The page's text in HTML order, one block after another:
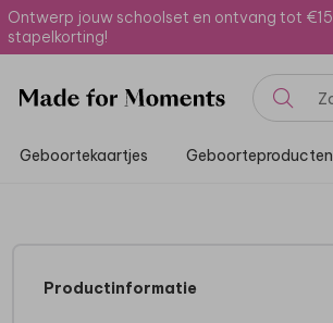
Ontwerp jouw schoolset en ontvang tot €15
stapelkorting!
Geboortekaartjes Geboorteproducten
Productinformatie